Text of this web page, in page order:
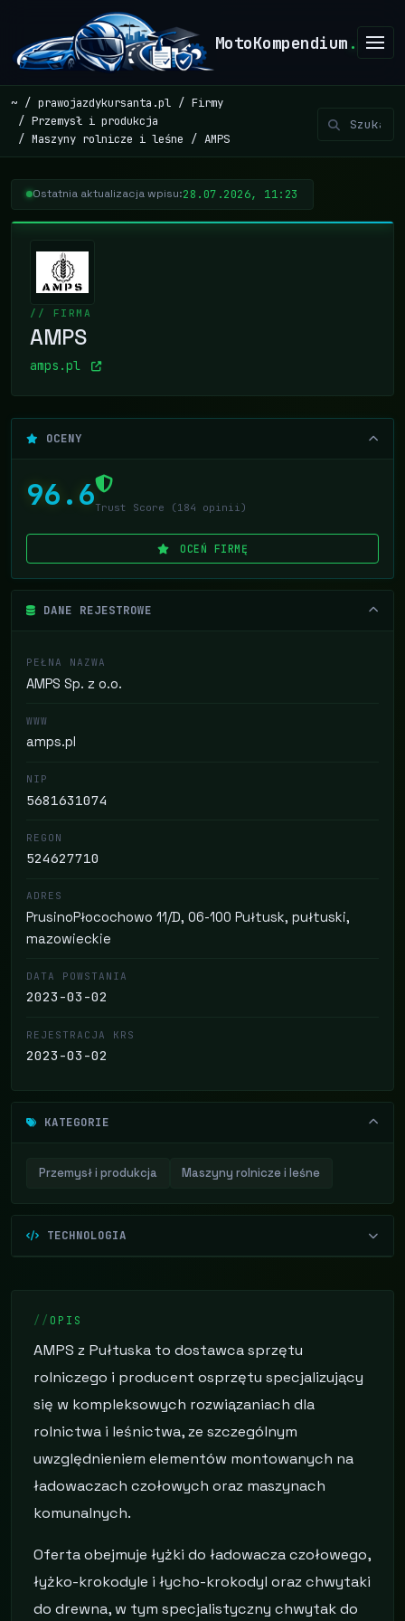
MotoKompendium .
~ prawojazdykursanta.pl
Firmy
Przemysł i produkcja
Maszyny rolnicze i leśne
AMPS
Ostatnia aktualizacja wpisu:28.07.2026, 11:23
// FIRMA
AMPS
amps.pl
OCENY
96.6Trust Score (184 opinii)
OCEŃ FIRMĘ
DANE REJESTROWE
PEŁNA NAZWA
AMPS Sp. z o.o.
WWW
amps.pl
NIP
5681631074
REGON
524627710
ADRES
PrusinoPłocochowo 11/D, 06-100 Pułtusk, pułtuski,
mazowieckie
DATA POWSTANIA
2023-03-02
REJESTRACJA KRS
2023-03-02
KATEGORIE
Przemysł i produkcja Maszyny rolnicze i leśne
TECHNOLOGIA
OPIS
AMPS z Pułtuska to dostawca sprzętu
rolniczego i producent osprzętu specjalizujący
się w kompleksowych rozwiązaniach dla
rolnictwa i leśnictwa, ze szczególnym
uwzględnieniem elementów montowanych na
ładowaczach czołowych oraz maszynach
komunalnych.
Oferta obejmuje łyżki do ładowacza czołowego,
łyżko-krokodyle i łycho-krokodyl oraz chwytaki
do drewna, w tym specjalistyczny chwytak do